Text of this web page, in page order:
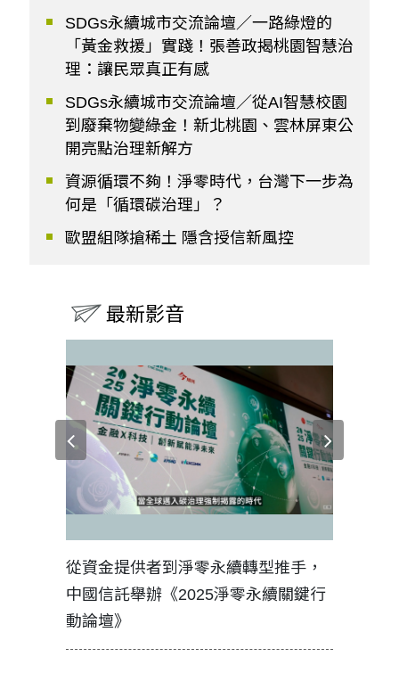
SDGs永續城市交流論壇／一路綠燈的
「黃金救援」實踐！張善政揭桃園智慧治
理：讓民眾真正有感
SDGs永續城市交流論壇／從AI智慧校園
到廢棄物變綠金！新北桃園、雲林屏東公
開亮點治理新解方
資源循環不夠！淨零時代，台灣下一步為
何是「循環碳治理」？
歐盟組隊搶稀土 隱含授信新風控
最新影音
從資金提供者到淨零永續轉型推手，
中國信託舉辦《2025淨零永續關鍵行
動論壇》